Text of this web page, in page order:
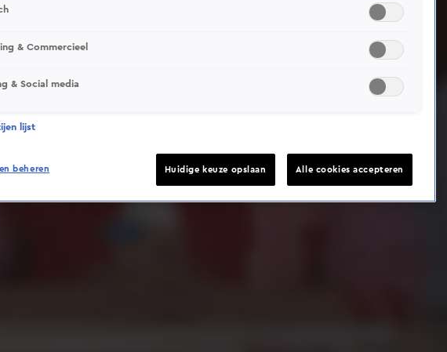
Deze video is niet beschikbaar op je huidige locatie
& Commercieel
& Social media
lijst
beheren Huidige keuze opslaan Alle cookies accepteren